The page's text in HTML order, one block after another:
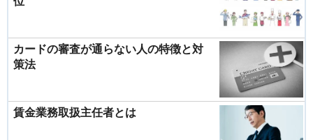
カードの審査が通らない人の特徴と対
策法
賃金業務取扱主任者とは